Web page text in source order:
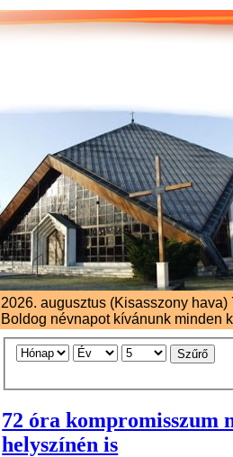
2026. augusztus (Kisasszony hava)
Boldog névnapot kívánunk minden
Szűrő
72 óra kompromisszum
helyszínén is